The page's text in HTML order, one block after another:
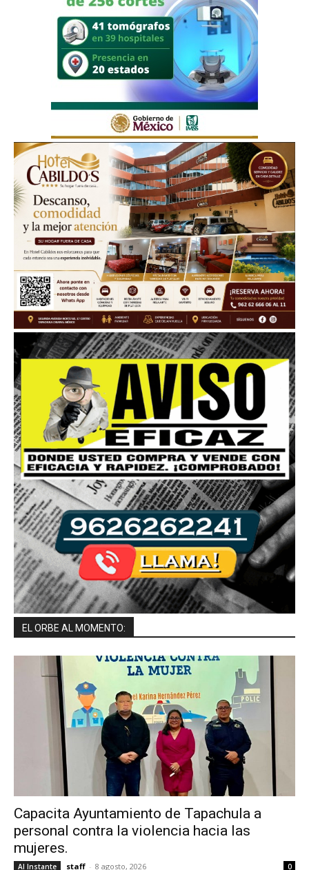
EL ORBE AL MOMENTO:
Capacita Ayuntamiento de Tapachula a
personal contra la violencia hacia las
mujeres.
Al Instante staff - 8 agosto, 2026 0